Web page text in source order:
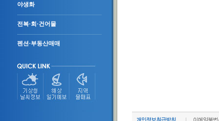
야생화
전복·회·건어물
펜션·부동산매매